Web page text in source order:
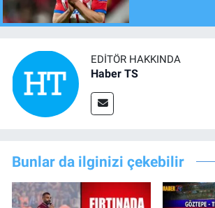
EDITÖR HAKKINDA
Haber TS
Bunlar da ilginizi çekebilir